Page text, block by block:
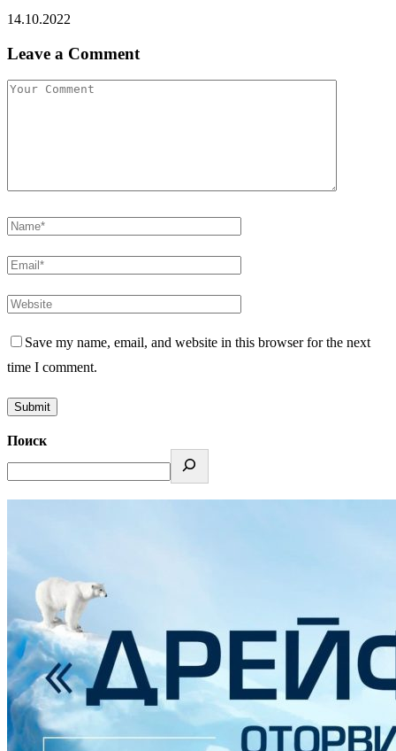
14.10.2022
Leave a Comment
Save my name, email, and website in this browser for the next
time I comment.
Поиск